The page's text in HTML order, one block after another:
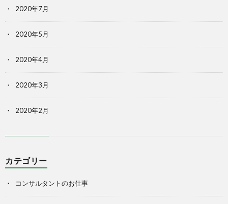
2020年7月
2020年5月
2020年4月
2020年3月
2020年2月
カテゴリー
コンサルタントのお仕事